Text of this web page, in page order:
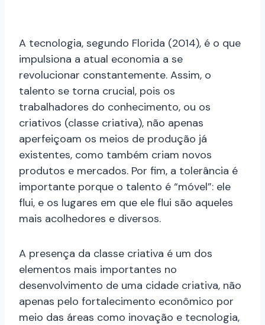
A tecnologia, segundo Florida (2014), é o que
impulsiona a atual economia a se
revolucionar constantemente. Assim, o
talento se torna crucial, pois os
trabalhadores do conhecimento, ou os
criativos (classe criativa), não apenas
aperfeiçoam os meios de produção já
existentes, como também criam novos
produtos e mercados. Por fim, a tolerância é
importante porque o talento é “móvel”: ele
flui, e os lugares em que ele flui são aqueles
mais acolhedores e diversos.
A presença da classe criativa é um dos
elementos mais importantes no
desenvolvimento de uma cidade criativa, não
apenas pelo fortalecimento econômico por
meio das áreas como inovação e tecnologia,